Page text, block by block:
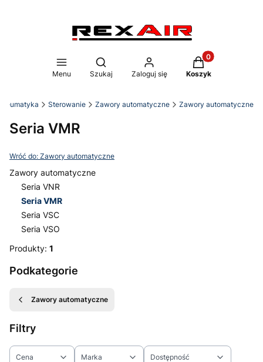
Menu
Otwórz wyszukiwarkę
Szukaj Zaloguj się
Produkty w
Koszyk
Sterowanie Zawory automatyczne Zawory automatyczne
Seria VMR
Wróć do: Zawory automatyczne
Zawory automatyczne
Seria VNR
Seria VMR
Seria VSC
Seria VSO
Koniec menu
Produkty: 1
Podkategorie
Zawory automatyczne
Filtry
Cena Marka Dostępność